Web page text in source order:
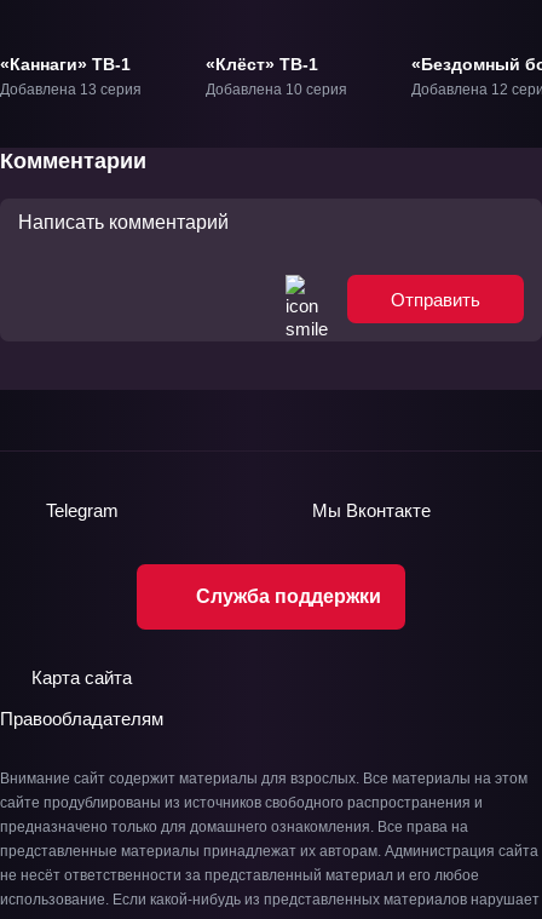
«Каннаги» ТВ-1
Добавлена 13 серия
«Клёст» ТВ-1
Добавлена 10 серия
«Бездомный
ТВ-1
Добавлена 12
Комментарии
Отправить
Служба поддержки
Telegram Мы Вконтакте
Карта сайта
Правообладателям
Внимание сайт содержит материалы для взрослых. Все материалы на этом
сайте продублированы из источников свободного распространения и
предназначено только для домашнего ознакомления. Все права на
представленные материалы принадлежат их авторам. Администрация сайта
не несёт ответственности за представленный материал и его любое
использование. Если какой-нибудь из представленных материалов нарушает